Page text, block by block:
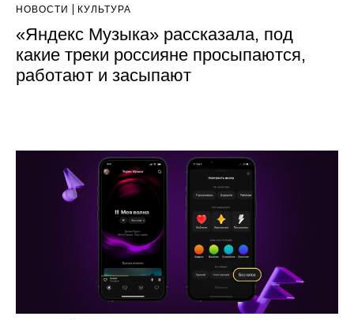
НОВОСТИ КУЛЬТУРА
«Яндекс Музыка» рассказала, под
какие треки россияне просыпаются,
работают и засыпают